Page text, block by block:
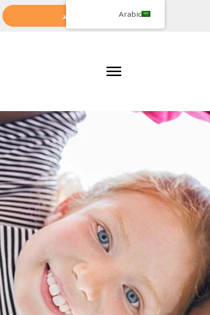
طلب موعد Arabic